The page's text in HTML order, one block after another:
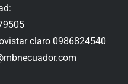
claro 0986824540